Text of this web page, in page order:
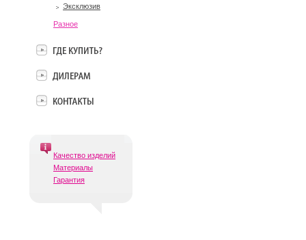
Эксклюзив
Разное
Качество изделий
Материалы
Гарантия